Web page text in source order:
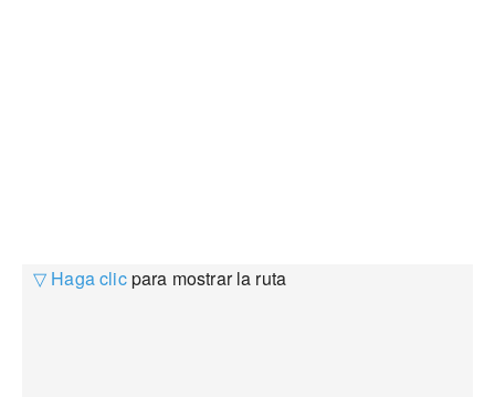
▽ Haga clicpara mostrar la ruta